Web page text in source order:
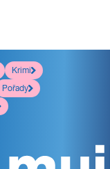
Krimi
Pořady